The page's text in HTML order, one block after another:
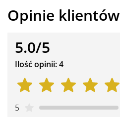
Opinie klientów
5.0/5
Ilość opinii: 4
5